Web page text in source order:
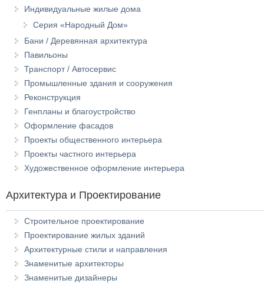
Индивидуальные жилые дома
Серия «Народный Дом»
Бани / Деревянная архитектура
Павильоны
Транспорт / Автосервис
Промышленные здания и сооружения
Реконструкция
Генпланы и благоустройство
Оформление фасадов
Проекты общественного интерьера
Проекты частного интерьера
Художественное оформление интерьера
Архитектура и Проектирование
Строительное проектирование
Проектирование жилых зданий
Архитектурные стили и направления
Знаменитые архитекторы
Знаменитые дизайнеры